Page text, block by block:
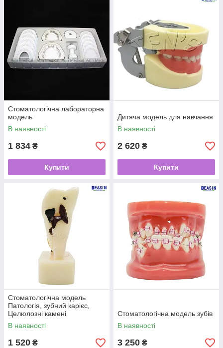
Стоматологічна лабораторна
модель
В наявності
1 834 ₴
Купити
Дитяча модель для навчання
В наявності
2 620 ₴
Купити
Стоматологічна модель
Патологія, зубний карієс,
Целюлозні камені
В наявності
1 520 ₴
Стоматологічна модель зубів
В наявності
3 250 ₴